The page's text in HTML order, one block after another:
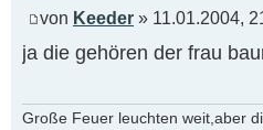
von Keeder » 11.01.2004,
ja die gehören der frau
Große Feuer leuchten weit,aber